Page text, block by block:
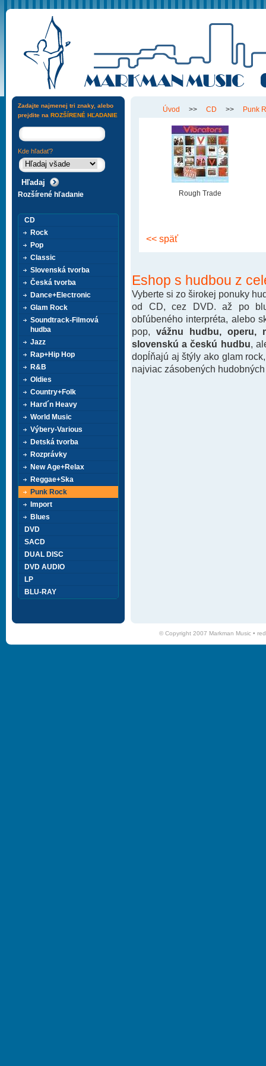
Úvod >> CD >> Punk
Rough Trade
<< späť
Eshop s hudbou z
Vyberte si zo širokej ponuky
od CD, cez DVD. až po
obľúbeného interpréta, alebo
pop, vážnu hudbu, operu,
slovenskú a českú hudbu ,
dopĺňajú aj štýly ako glam
najviac zásobených
Zadajte najmenej tri znaky, alebo
prejdite na ROZŠÍRENÉ HĽADANIE
Kde hľadať?
Rozšírené hľadanie
CD
Rock
Pop
Classic
Slovenská tvorba
Česká tvorba
Dance+Electronic
Glam Rock
Soundtrack-Filmová
hudba
Jazz
Rap+Hip Hop
R&B
Oldies
Country+Folk
Hard´n Heavy
World Music
Výbery-Various
Detská tvorba
Rozprávky
New Age+Relax
Reggae+Ska
Punk Rock
Import
Blues
DVD
SACD
DUAL DISC
DVD AUDIO
LP
BLU-RAY
© Copyright 2007 Markman Music •